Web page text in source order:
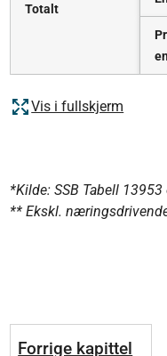
Totalt
Vis i fullskjerm
*Kilde: SSB Tabell
** Ekskl.
Forrige kapittel